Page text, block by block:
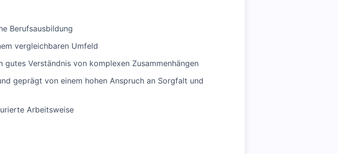
Berufsausbildung
vergleichbaren Umfeld
Verständnis von komplexen Zusammenhängen
geprägt von einem hohen Anspruch an Sorgfalt und
Arbeitsweise